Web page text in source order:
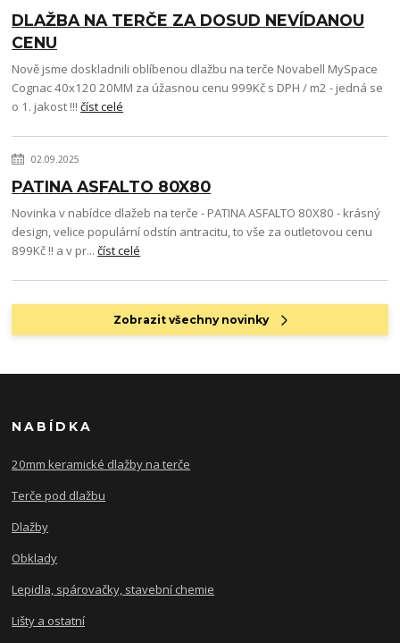
DLAŽBA NA TERČE ZA DOSUD NEVÍDANOU
CENU
Nově jsme doskladnili oblíbenou dlažbu na terče Novabell MySpace
Cognac 40x120 20MM za úžasnou cenu 999Kč s DPH / m2 - jedná se
o 1. jakost !!!číst celé
02.09.2025
PATINA ASFALTO 80X80
Novinka v nabídce dlažeb na terče - PATINA ASFALTO 80X80 - krásný
design, velice populární odstín antracitu, to vše za outletovou cenu
899Kč !! a v pr...číst celé
Zobrazit všechny novinky
NABÍDKA
20mm keramické dlažby na terče
Terče pod dlažbu
Dlažby
Obklady
Lepidla, spárovačky, stavební chemie
Lišty a ostatní